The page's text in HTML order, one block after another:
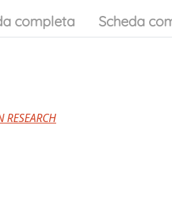
completa Scheda